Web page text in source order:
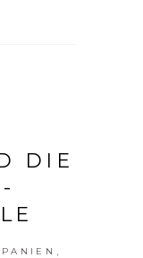
DIE